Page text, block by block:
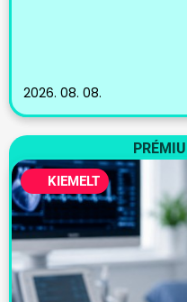
2026. 08. 08.
KIEMELT